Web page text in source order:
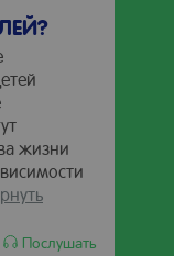
жизни
Послушать